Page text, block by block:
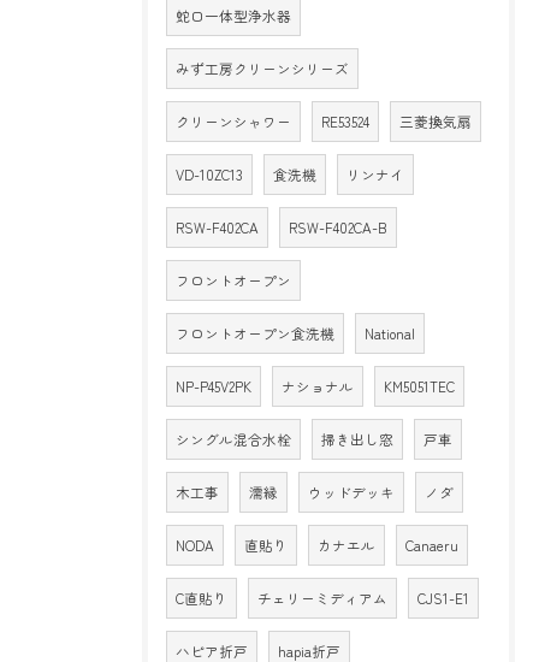
蛇口一体型浄水器
みず工房クリーンシリーズ
クリーンシャワー RE53524 三菱換気扇
VD-10ZC13 食洗機 リンナイ
RSW-F402CA RSW-F402CA-B
フロントオープン
フロントオープン食洗機 National
NP-P45V2PK ナショナル KM5051TEC
シングル混合水栓 掃き出し窓 戸車
木工事 濡縁 ウッドデッキ ノダ
NODA 直貼り カナエル Canaeru
C直貼り チェリーミディアム CJS1-E1
ハピア折戸 hapia折戸